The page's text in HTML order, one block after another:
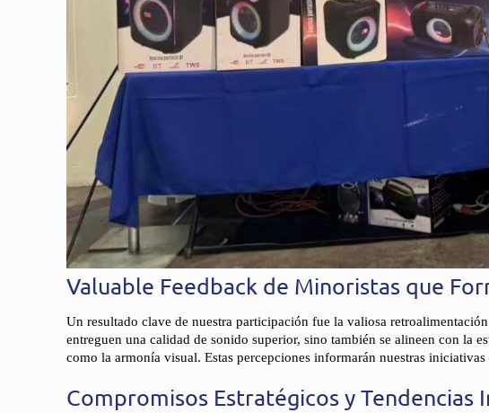
Valuable Feedback de Minoristas que
Un resultado clave de nuestra participación fue la valiosa
entreguen una calidad de sonido superior, sino también se alineen con la
como la armonía visual. Estas percepciones informarán nuestras
Compromisos Estratégicos y Tendencias